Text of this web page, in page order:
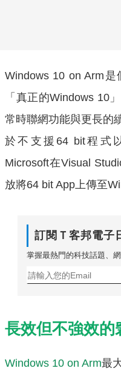
Windows 10 on Arm
「真正的Windows 10
常時聯網功能與更長的
於不支援64 bit程式
Microsoft在Visual
放將64 bit App上傳至
訂閱Ｔ客邦電子
掌握最熱門的科技話題、
長效但不強效的
Windows 10 on Arm最